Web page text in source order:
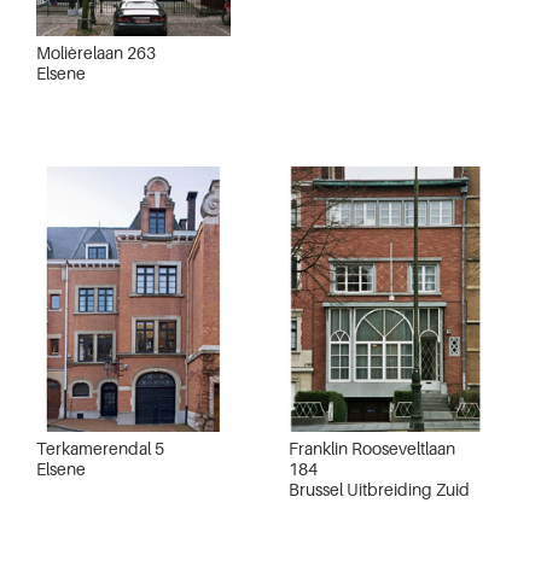
Molièrelaan 263
Elsene
Terkamerendal 5
Elsene
Franklin Rooseveltlaan
184
Brussel Uitbreiding Zuid